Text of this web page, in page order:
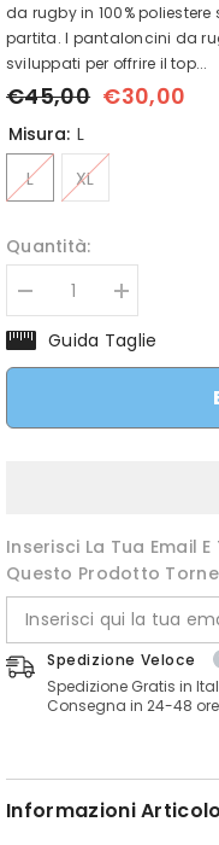
da rugby in 100%
partita. I pantaloncini da
sviluppati per offrire il top...
€45,00 €30,00
Misura: L
L
XL
Quantità:
Diminuisci
quantità
per
Pantaloncino
Rugby
2023
Aumenta
quantità
per
Pantaloncino
Rugby
2023
Guida Taglie
Inserisci La Tua Email
Questo Prodotto
Spedizione Veloce
Spedizione Gratis in
Consegna in 24-48
Informazioni Articolo